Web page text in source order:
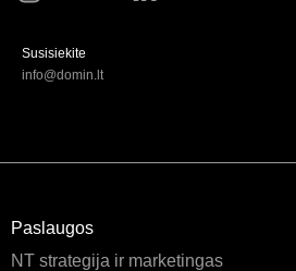
Susisiekite
info@domin.lt
Paslaugos
NT strategija ir marketingas